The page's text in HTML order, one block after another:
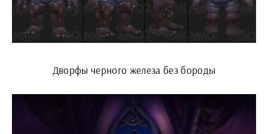
Дворфы черного железа без бороды